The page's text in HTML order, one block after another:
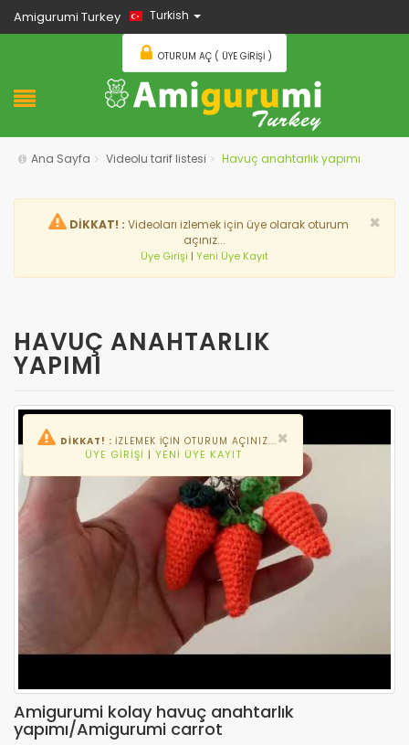
Amigurumi Turkey Turkish
OTURUM AÇ ( ÜYE GIRIŞI )
Ana Sayfa Videolu tarif listesi Havuç anahtarlık yapımı
×
DİKKAT! : Videoları izlemek için üye olarak oturum
açınız...
Üye Girişi | Yeni Üye Kayıt
HAVUÇ ANAHTARLIK
YAPIMI
×
DİKKAT! : İZLEMEK IÇIN OTURUM AÇINIZ...
ÜYE GIRIŞI | YENI ÜYE KAYIT
Amigurumi kolay havuç anahtarlık
yapımı/Amigurumi carrot